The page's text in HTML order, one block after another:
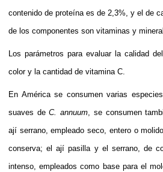
contenido de proteína es de 2,3%, y el de
de los componentes son vitaminas y
Los parámetros para evaluar la calidad
color y la cantidad de vitamina C
En Américase consumen varias
suaves deC. annuum , se consumen
ají serrano, empleado seco, entero o
conserva; elají pasilla y el serrano, de
intenso, empleados como base para el